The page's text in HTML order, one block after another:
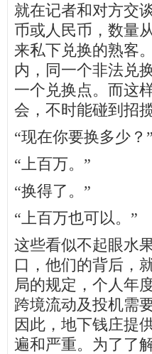
就在记者和对方交
币或人民币，数量
来私下兑换的熟客
内，同一个非法兑
一个兑换点。而这
会，不时能碰到招
“现在你要换多少？”
“上百万。”
“换得了。”
“上百万也可以。”
这些看似不起眼水
口，他们的背后，
局的规定，个人年
跨境流动及投机需
因此，地下钱庄提
遍和严重。为了了